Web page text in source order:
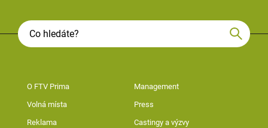
O FTV Prima Management
Volná místa Press
Reklama Castingy a výzvy